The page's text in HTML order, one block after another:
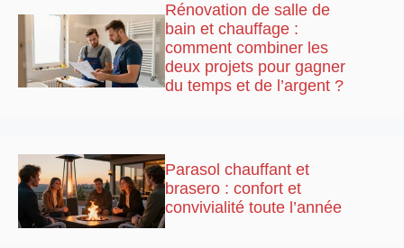
Rénovation de salle de
bain et chauffage :
comment combiner les
deux projets pour gagner
du temps et de l’argent ?
Parasol chauffant et
brasero : confort et
convivialité toute l’année